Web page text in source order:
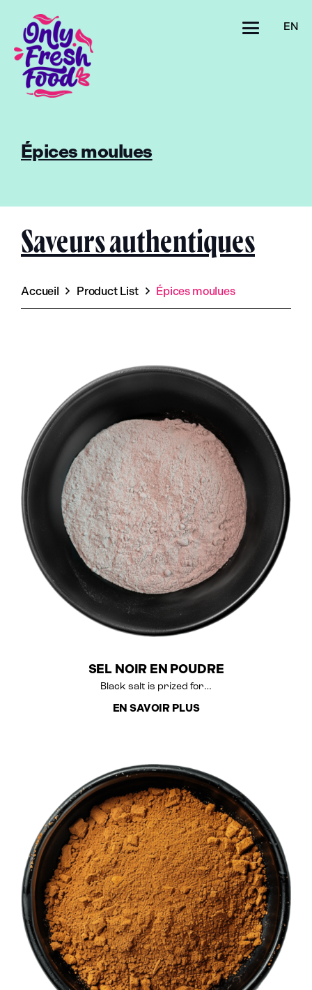
EN
Épices moulues
Saveurs authentiques
Accueil Product List Épices moulues
SEL NOIR EN POUDRE
Black salt is prized for…
EN SAVOIR PLUS